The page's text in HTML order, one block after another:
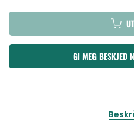
GI MEG BESKJED